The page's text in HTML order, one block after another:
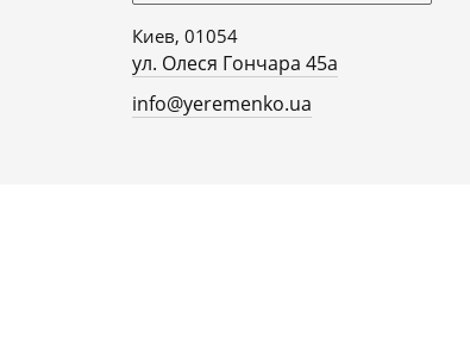
Киев, 01054
ул. Олеся Гончара 45а
info@yeremenko.ua